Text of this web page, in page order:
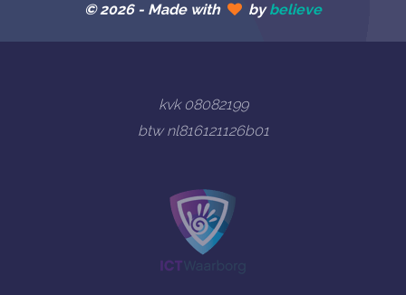
© 2026 - Made with bybelieve
kvk 08082199
btw nl816121126b01